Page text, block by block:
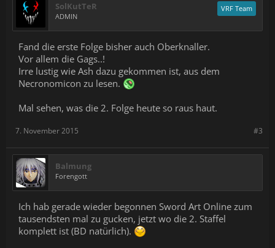
SolKutTeR
ADMIN
VRF Team
Fand die erste Folge bisher auch Oberknaller.
Vor allem die Gags..!
Irre lustig wie Ash dazu gekommen ist, aus dem
Necronomicon zu lesen.
Mal sehen, was die 2. Folge heute so raus haut.
#3
7. November 2015
Balmung
Forengott
Ich hab gerade wieder begonnen Sword Art Online zum
tausendsten mal zu gucken, jetzt wo die 2. Staffel
komplett ist (BD natürlich).